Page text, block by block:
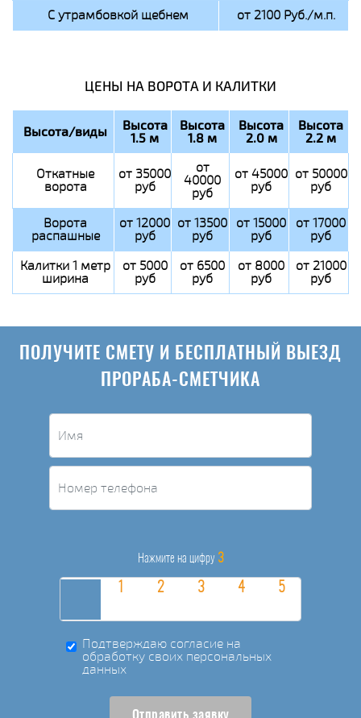
С утрамбовкой щебнем
от 2100 Руб./м.п.
ЦЕНЫ НА ВОРОТА И КАЛИТКИ
Высота/виды Высота
1.5 м
Высота
1.8 м
Высота
2.0 м
Высота
2.2 м
Откатные
ворота
от 35000
руб
от
40000
руб
от 45000
руб
от 50000
руб
Ворота
распашные
от 12000
руб
от 13500
руб
от 15000
руб
от 17000
руб
Калитки 1 метр
ширина
от 5000
руб
от 6500
руб
от 8000
руб
от 21000
руб
ПОЛУЧИТЕ СМЕТУ И БЕСПЛАТНЫЙ ВЫЕЗД
ПРОРАБА-СМЕТЧИКА
Нажмите на цифру 3
Подтверждаю согласие на
обработку своих персональных
данных